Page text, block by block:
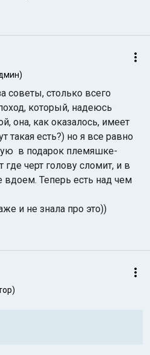
советы, столько всего
который, надеюсь
она, как оказалось, имеет
такая есть?) но я все равно
в подарок племяшке-
где черт голову сломит, и в
Теперь есть над чем
и не знала про это))